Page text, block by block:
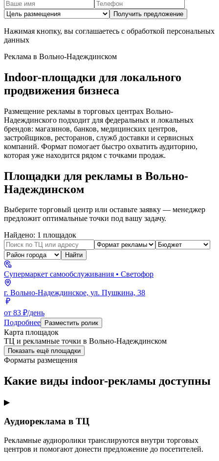
Получить предложение
Нажимая кнопку, вы соглашаетесь с обработкой персональных
данных
Реклама в Вольно-Надеждинском
Indoor-площадки для локального
продвижения бизнеса
Размещение рекламы в торговых центрах Вольно-
Надеждинского подходит для федеральных и локальных
брендов: магазинов, банков, медицинских центров,
застройщиков, ресторанов, служб доставки и сервисных
компаний. Формат помогает быстро охватить аудиторию,
которая уже находится рядом с точками продаж.
Площадки для рекламы в Вольно-
Надеждинском
Выберите торговый центр или оставьте заявку — менеджер
предложит оптимальные точки под вашу задачу.
Найдено: 1 площадок
Найти
Супермаркет самообслуживания • Светофор
г. Вольно-Надеждинское, ул. Пушкина, 38
от 83 ₽/день
Подробнее
Разместить ролик
Карта площадок
ТЦ и рекламные точки в Вольно-Надеждинском
Показать ещё площадки
Форматы размещения
Какие виды indoor-рекламы доступны
▶
Аудиореклама в ТЦ
Рекламные аудиоролики транслируются внутри торговых
центров и помогают донести предложение до посетителей.